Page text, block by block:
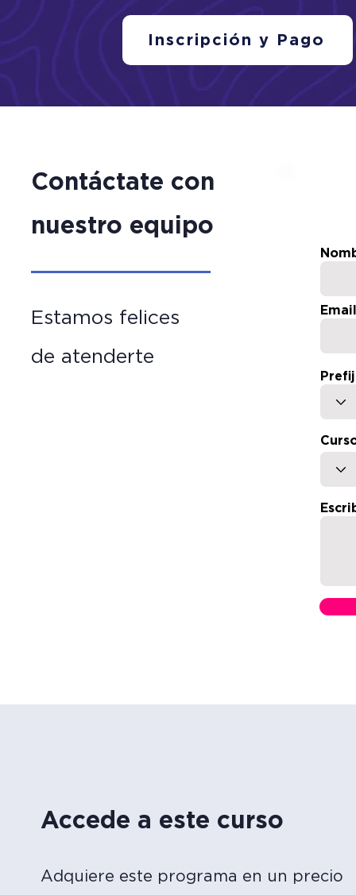
Inscripción y Pago
Contáctate con
nuestro equipo
Estamos felices
de atenderte
Email
Accede a este curso
Adquiere este programa en un precio